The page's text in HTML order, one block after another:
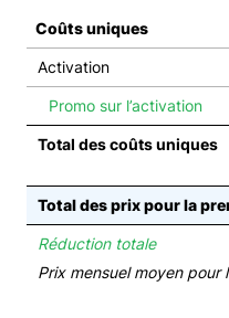
Coûts uniques
Activation
Promo sur l’activation
Total des coûts uniques
Total des prix pour la
Réduction totale
Prix mensuel moyen pour